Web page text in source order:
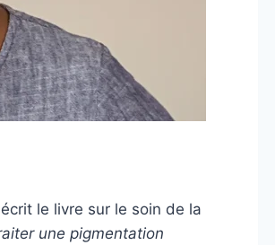
le livre sur le soin de la
une pigmentation